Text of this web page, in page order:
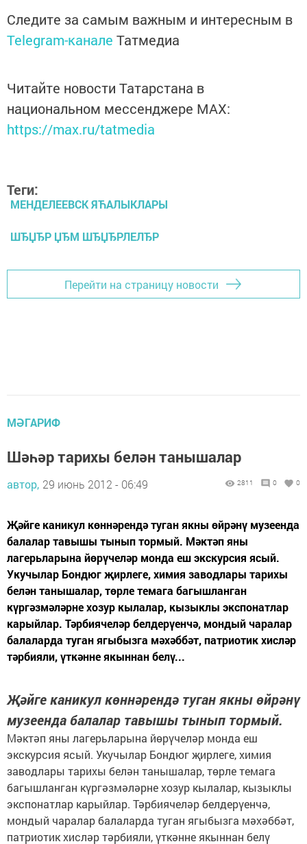
Следите за самым важным и интересным в
Telegram-канале Татмедиа
Читайте новости Татарстана в
национальном мессенджере MАХ:
https://max.ru/tatmedia
Теги:
МЕНДЕЛЕЕВСК ЯЋАЛЫКЛАРЫ
ШЂЏЂР ЏЂМ ШЂЏЂРЛЕЛЂР
Перейти на страницу новости
МӘГАРИФ
Шәһәр тарихы белән танышалар
автор, 29 июнь 2012 - 06:49 2811 0 0
Җәйге каникул көннәрендә туган якны өйрәнү музеенда
балалар тавышы тынып тормый. Мәктәп яны
лагерьларына йөрүчеләр монда еш экскурсия ясый.
Укучылар Бондюг җирлеге, химия заводлары тарихы
белән танышалар, төрле темага багышланган
күргәзмәләрне хозур кылалар, кызыклы экспонатлар
карыйлар. Тәрбиячеләр белдерүенчә, мондый чаралар
балаларда туган ягыбызга мәхәббәт, патриотик хисләр
тәрбияли, үткәнне якыннан белү...
Җәйге каникул көннәрендә туган якны өйрәнү
музеенда балалар тавышы тынып тормый.
Мәктәп яны лагерьларына йөрүчеләр монда еш
экскурсия ясый. Укучылар Бондюг җирлеге, химия
заводлары тарихы белән танышалар, төрле темага
багышланган күргәзмәләрне хозур кылалар, кызыклы
экспонатлар карыйлар. Тәрбиячеләр белдерүенчә,
мондый чаралар балаларда туган ягыбызга мәхәббәт,
патриотик хисләр тәрбияли, үткәнне якыннан белү